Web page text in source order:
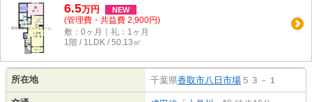
6.5万円 NEW
(管理費・共益費 2,900円)
敷：0ヶ月｜礼：1ヶ月
1階 / 1LDK / 50.13㎡
所在地 千葉県香取市八日市場 ５３－１